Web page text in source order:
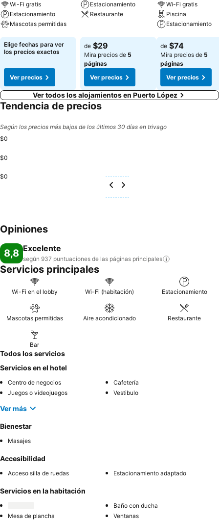
Wi-Fi gratis
Estacionamiento
Mascotas permitidas
Ver precios
Elige fechas para ver
los precios exactos
Ver precios
Estacionamiento
Restaurante
de $29
Mira precios de 5
páginas
Ver precios
Wi-Fi gratis
Piscina
Estacionamiento
Ver precios
de $74
Mira precios de 5
páginas
Ver precios
Ver todos los alojamientos en Puerto López
Tendencia de precios
Según los precios más bajos de los últimos 30 días en trivago
$0
$0
$0
Opiniones
8,8 Excelente
según 937 puntuaciones de las páginas principales
Servicios principales
Wi-Fi en el lobby Wi-Fi (habitación) Estacionamiento
Mascotas permitidas Aire acondicionado Restaurante
Bar
Todos los servicios
Servicios en el hotel
Centro de negocios
Cafetería
Juegos o videojuegos
Vestibulo
Ver más
Bienestar
Masajes
Accesibilidad
Acceso silla de ruedas Estacionamiento adaptado
Servicios en la habitación
Baño con ducha
Mesa de plancha
Ventanas